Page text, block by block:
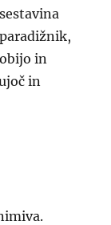
in
in